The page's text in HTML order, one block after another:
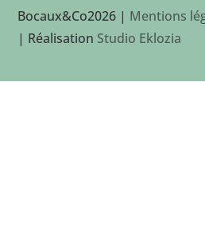
Bocaux&Co2026 | Mentions
| Réalisation Studio Eklozia